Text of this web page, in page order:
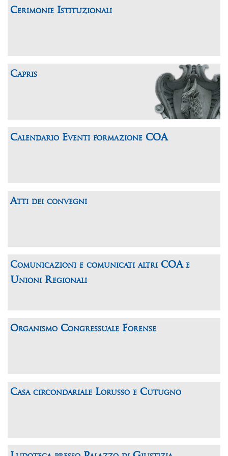
Cerimonie Istituzionali
Capris
Calendario Eventi formazione COA
Atti dei convegni
Comunicazioni e comunicati altri COA e
Unioni Regionali
Organismo Congressuale Forense
Casa circondariale Lorusso e Cutugno